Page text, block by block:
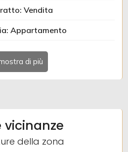
Vendita
Appartamento
VITTORIO VENETO
Gorizia
Bagni: 1
vicinanze
della zona